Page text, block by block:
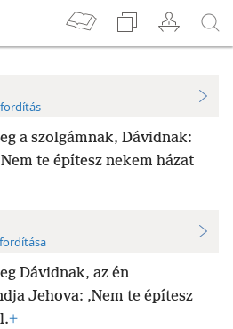
a szolgámnak, Dávidnak:
te építesz nekem házat
Dávidnak, az én
Jehova: ,Nem te építesz
+